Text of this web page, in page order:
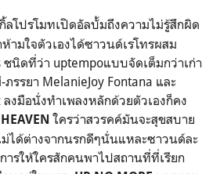
ลโปรโมทเปิดอัลบั้มถึงความไม่รู้สึกผิด
มใจตัวเองได้ซาวนด์เรโทรผสม
ชนิดที่ว่า uptempoแบบจัดเต็มกว่าเก่า
ภรรยา MelanieJoy Fontana และ
ลงมือนั่งทำเพลงหลักด้วยตัวเองก็คง
ใครว่าสวรคค์มันจะสุขสบาย
ได้ต่างจากนรกดีๆนั่นแหละซาวนด์ละ
ารให้ใครสักคนพาไปสถานที่ที่เรียก